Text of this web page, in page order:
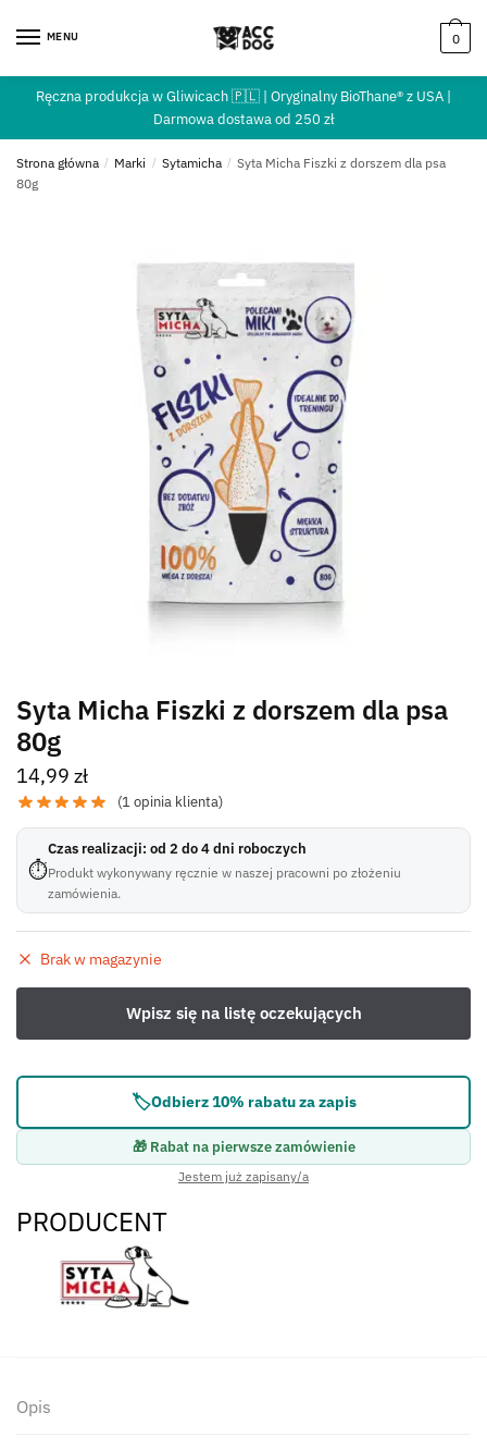
MENU 0
Ręczna produkcja w Gliwicach 🇵🇱 | Oryginalny BioThane® z USA |
Darmowa dostawa od 250 zł
Strona główna / Marki / Sytamicha / Syta Micha Fiszki z dorszem dla psa
80g
Syta Micha Fiszki z dorszem dla psa
80g
14,99 zł
(1 opinia klienta)
⏱
Czas realizacji: od 2 do 4 dni roboczych
Produkt wykonywany ręcznie w naszej pracowni po złożeniu
zamówienia.
Brak w magazynie
🏷️Odbierz 10% rabatu za zapis
🎁 Rabat na pierwsze zamówienie
Jestem już zapisany/a
PRODUCENT
Opis